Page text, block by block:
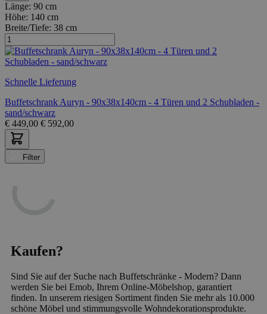
Länge: 90 cm
Höhe: 140 cm
Breite/Tiefe: 38 cm
Schnelle Lieferung
Buffetschrank Auryn - 90x38x140cm - 4 Türen und 2 Schubladen -
sand/schwarz
€ 449,00 € 592,00
Filter
Kaufen?
Sind Sie auf der Suche nach Buffetschränke - Modern? Dann
werden Sie bei Emob, Ihrem Online-Möbelshop, garantiert
finden. In unserem riesigen Sortiment finden Sie mehr als 10.000
schöne Möbel und stimmungsvolle Wohndekorationsprodukte.